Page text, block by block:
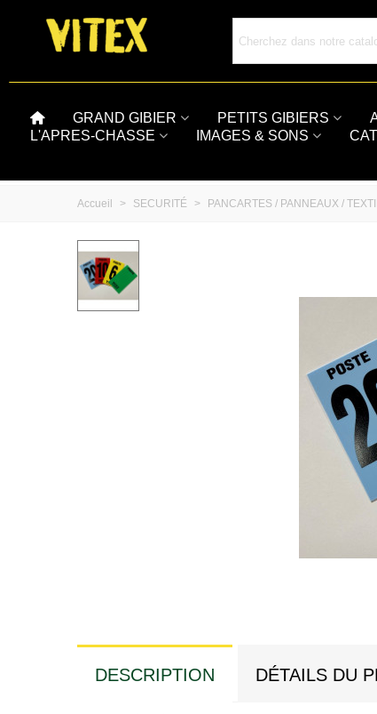
GRAND GIBIER PETITS GIBIERS
L'APRES-CHASSE
IMAGES & SONS
Accueil > SECURITÉ > PANCARTES / PANNEAUX /
DESCRIPTION DÉTAILS DU